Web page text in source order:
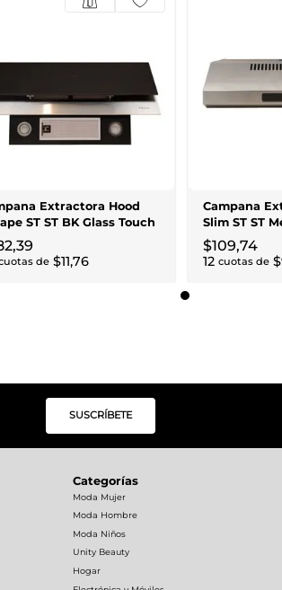
Extractora Hood
ST ST BK Glass Touch
,39
de $11,76
Campana
Slim ST ST
filter
$109,74
12 cuotas de $
SUSCRÍBETE
Categorías
Moda Mujer
Moda Hombre
Moda Niños
Unity Beauty
Hogar